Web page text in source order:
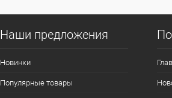
В избранное
Наши предложения
Новинки
Популярные товары